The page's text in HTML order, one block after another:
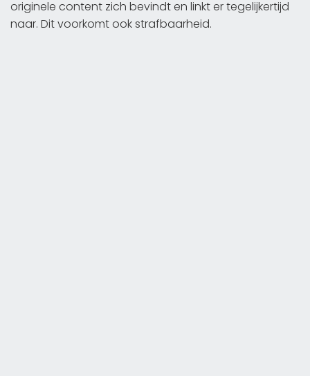
originele content zich bevindt en linkt er tegelijkertijd
naar. Dit voorkomt ook strafbaarheid.